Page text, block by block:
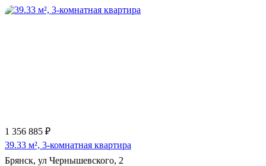
1 356 885 ₽
39.33 м², 3-комнатная квартира
Брянск, ул Чернышевского, 2